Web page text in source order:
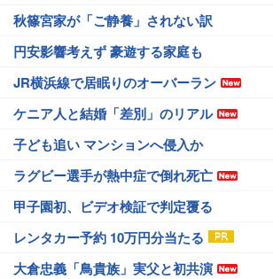
秋篠宮家が「ご静養」されない訳
円安影響考えず 豪遊する家庭も
JR横浜線で居眠りのオーバーラン
ケニア人と結婚「差別」のリアル
子ども追い マンションへ侵入か
ラグビー選手が熱中症で倒れ死亡
甲子園初、ビデオ検証で判定覆る
レンタカー予約 10万円分当たる
大倉忠義「鳥貴族」実父と初共演